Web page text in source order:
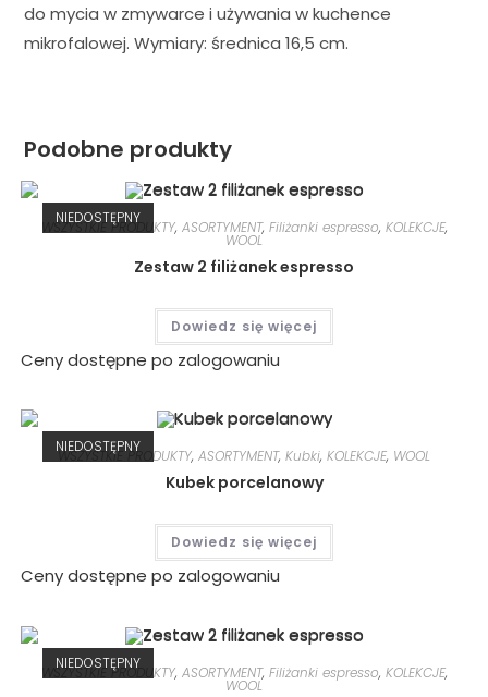
do mycia w zmywarce i używania w kuchence
mikrofalowej. Wymiary: średnica 16,5 cm.
Podobne produkty
NIEDOSTĘPNY
WSZYSTKIE PRODUKTY, ASORTYMENT, Filiżanki espresso, KOLEKCJE,
WOOL
Zestaw 2 filiżanek espresso
Dowiedz się więcej
Ceny dostępne po zalogowaniu
NIEDOSTĘPNY
WSZYSTKIE PRODUKTY, ASORTYMENT, Kubki, KOLEKCJE, WOOL
Kubek porcelanowy
Dowiedz się więcej
Ceny dostępne po zalogowaniu
NIEDOSTĘPNY
WSZYSTKIE PRODUKTY, ASORTYMENT, Filiżanki espresso, KOLEKCJE,
WOOL